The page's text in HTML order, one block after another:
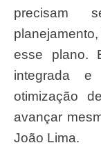
precisam
esse plano.
integrada
otimização
avançar
João Lima.